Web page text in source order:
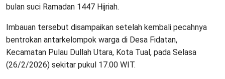
bulan suci Ramadan 1447 Hijriah.
Imbauan tersebut disampaikan setelah kembali pecahnya
bentrokan antarkelompok warga di Desa Fidatan,
Kecamatan Pulau Dullah Utara, Kota Tual, pada Selasa
(26/2/2026) sekitar pukul 17.00 WIT.